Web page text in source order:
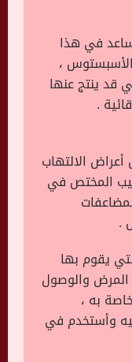
في هذا
،
قد ينتج عنها
.
الالتهاب
المختص في
.
يقوم بها
المرض والوصول
به ،
وأستخدم في